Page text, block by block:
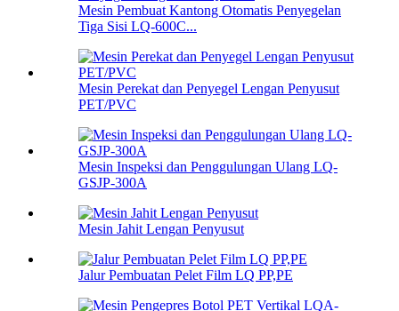
Mesin Pembuat Kantong Otomatis Penyegelan
Tiga Sisi LQ-600C...
Mesin Perekat dan Penyegel Lengan Penyusut
PET/PVC
Mesin Inspeksi dan Penggulungan Ulang LQ-
GSJP-300A
Mesin Jahit Lengan Penyusut
Jalur Pembuatan Pelet Film LQ PP,PE